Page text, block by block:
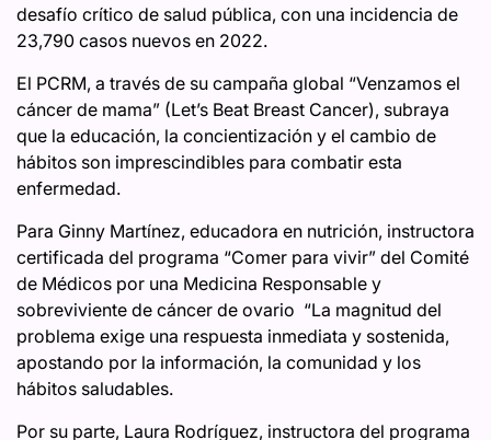
desafío crítico de salud pública, con una incidencia de
23,790 casos nuevos en 2022.
El PCRM, a través de su campaña global “Venzamos el
cáncer de mama” (Let’s Beat Breast Cancer), subraya
que la educación, la concientización y el cambio de
hábitos son imprescindibles para combatir esta
enfermedad.
Para Ginny Martínez, educadora en nutrición, instructora
certificada del programa “Comer para vivir” del Comité
de Médicos por una Medicina Responsable y
sobreviviente de cáncer de ovario “La magnitud del
problema exige una respuesta inmediata y sostenida,
apostando por la información, la comunidad y los
hábitos saludables.
Por su parte, Laura Rodríguez, instructora del programa